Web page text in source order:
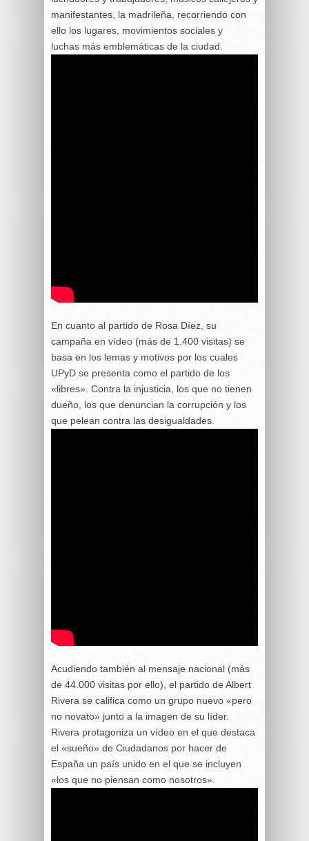
manifestantes, la madrileña, recorriendo con
ello los lugares, movimientos sociales y
luchas más emblemáticas de la ciudad.
En cuanto al partido de Rosa Díez, su
campaña en vídeo (más de 1.400 visitas) se
basa en los lemas y motivos por los cuales
UPyD se presenta como el partido de los
«libres». Contra la injusticia, los que no tienen
dueño, los que denuncian la corrupción y los
que pelean contra las desigualdades.
Acudiendo también al mensaje nacional (más
de 44.000 visitas por ello), el partido de Albert
Rivera se califica como un grupo nuevo «pero
no novato» junto a la imagen de su líder.
Rivera protagoniza un vídeo en el que destaca
el «sueño» de Ciudadanos por hacer de
España un país unido en el que se incluyen
«los que no piensan como nosotros».